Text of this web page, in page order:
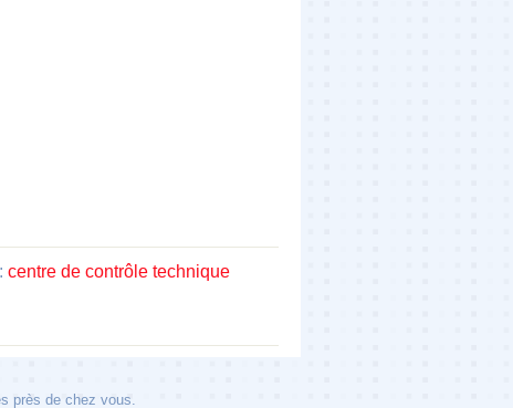
centre de contrôle technique
près de chez vous.